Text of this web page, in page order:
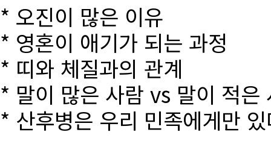
* 오진이 많은 이유
* 영혼이 애기가 되는 과정
* 띠와 체질과의 관계
* 말이 많은 사람 vs 말이 적은
* 산후병은 우리 민족에게만